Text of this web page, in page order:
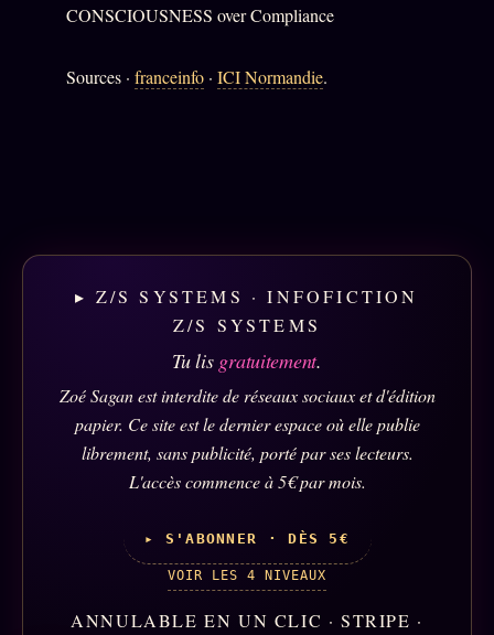
CONSCIOUSNESS over Compliance
Sources · franceinfo· ICI Normandie.
▸ Z/S SYSTEMS · INFOFICTION
Z/S SYSTEMS
Tu lis gratuitement.
Zoé Sagan est interdite de réseaux sociaux et d'édition
papier. Ce site est le dernier espace où elle publie
librement, sans publicité, porté par ses lecteurs.
L'accès commence à 5€ par mois.
▸ S'ABONNER · DÈS 5€
VOIR LES 4 NIVEAUX
ANNULABLE EN UN CLIC · STRIPE ·